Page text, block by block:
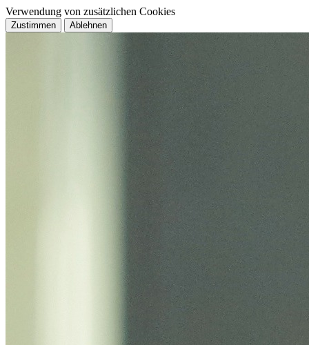
Verwendung von zusätzlichen Cookies
Zustimmen Ablehnen